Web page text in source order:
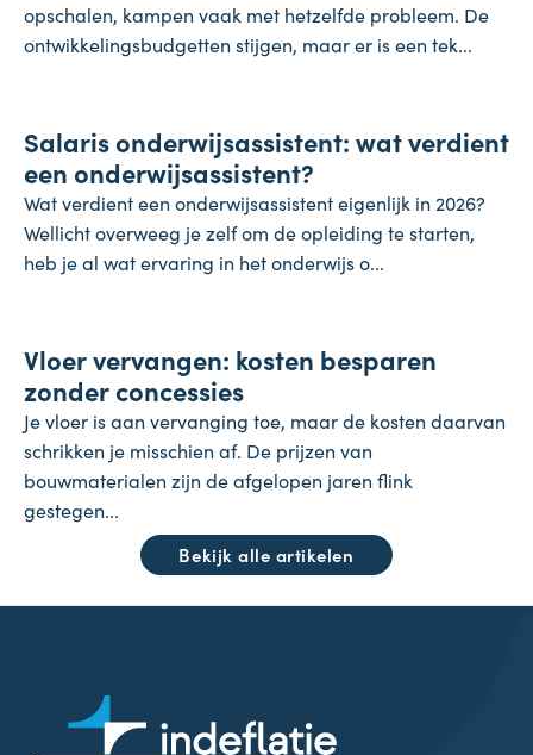
opschalen, kampen vaak met hetzelfde probleem. De
ontwikkelingsbudgetten stijgen, maar er is een tek...
24 juli 2026
Salaris onderwijsassistent: wat verdient
een onderwijsassistent?
Wat verdient een onderwijsassistent eigenlijk in 2026?
Wellicht overweeg je zelf om de opleiding te starten,
heb je al wat ervaring in het onderwijs o...
23 juli 2026
Vloer vervangen: kosten besparen
zonder concessies
Je vloer is aan vervanging toe, maar de kosten daarvan
schrikken je misschien af. De prijzen van
bouwmaterialen zijn de afgelopen jaren flink
gestegen...
Bekijk alle artikelen